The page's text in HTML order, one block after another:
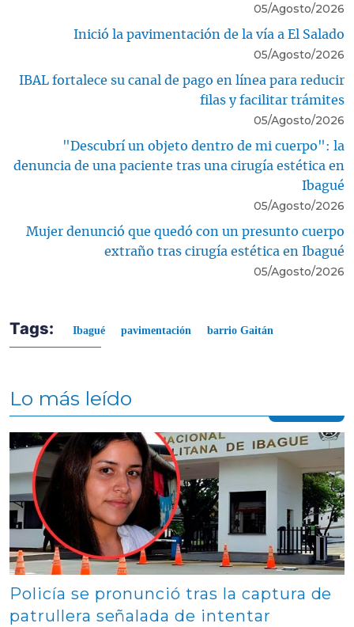
05/Agosto/2026
Inició la pavimentación de la vía a El Salado
05/Agosto/2026
IBAL fortalece su canal de pago en línea para reducir
filas y facilitar trámites
05/Agosto/2026
"Descubrí un objeto dentro de mi cuerpo": la
denuncia de una paciente tras una cirugía estética en
Ibagué
05/Agosto/2026
Mujer denunció que quedó con un presunto cuerpo
extraño tras cirugía estética en Ibagué
05/Agosto/2026
Tags: Ibagué pavimentación barrio Gaitán
Lo más leído
Contenido multimedia principal
Policía se pronunció tras la captura de
patrullera señalada de intentar